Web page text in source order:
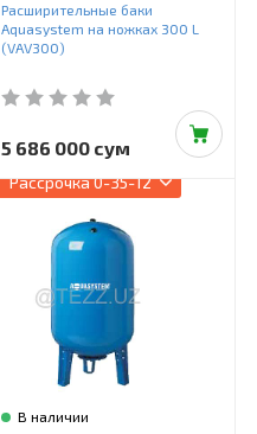
Расширительные баки
Aquasystem на ножках 300 L
(VAV300)
5 686 000 сум
Рассрочка0-35-12
В наличии